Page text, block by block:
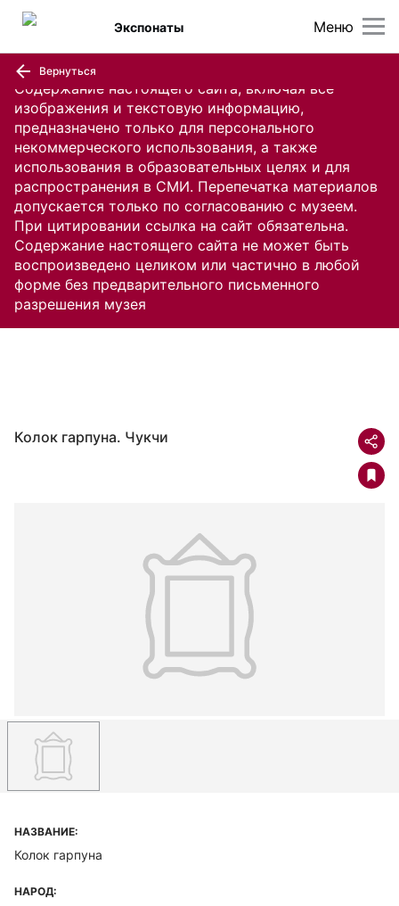
Содержание настоящего сайта, включая все
изображения и текстовую информацию,
предназначено только для персонального
некоммерческого использования, а также
использования в образовательных целях и для
распространения в СМИ. Перепечатка материалов
допускается только по согласованию с музеем.
При цитировании ссылка на сайт обязательна.
Содержание настоящего сайта не может быть
воспроизведено целиком или частично в любой
форме без предварительного письменного
разрешения музея
Меню
Экспонаты
Вернуться
Колок гарпуна. Чукчи
НАЗВАНИЕ:
Колок гарпуна
НАРОД: